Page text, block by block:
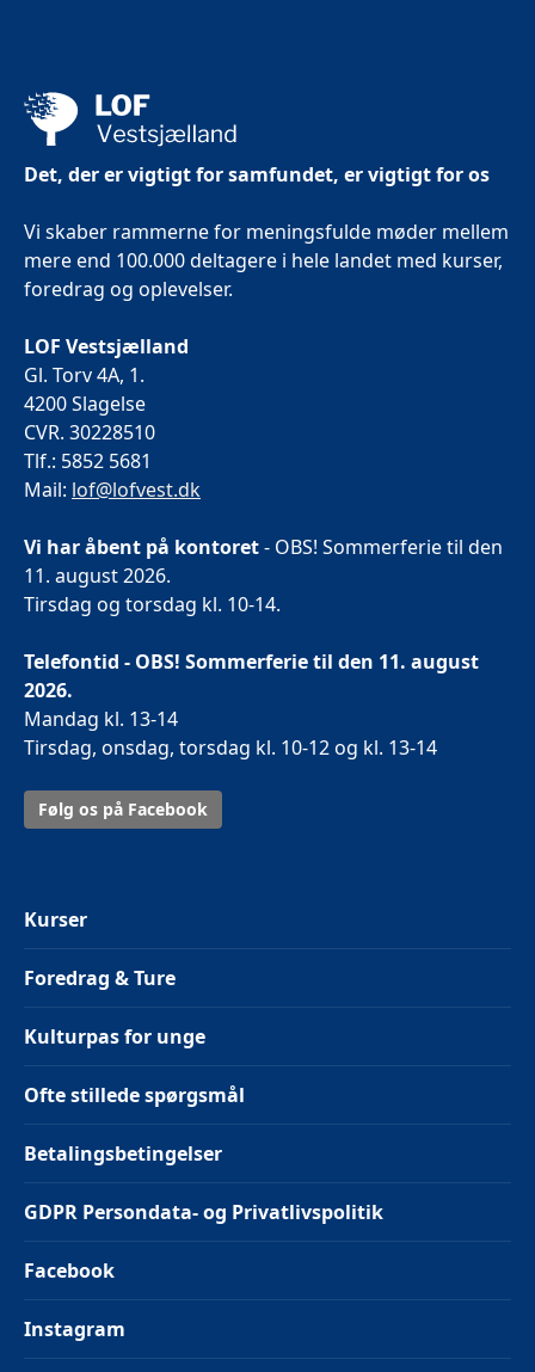
Det, der er vigtigt for samfundet, er vigtigt for os
Vi skaber rammerne for meningsfulde møder mellem
mere end 100.000 deltagere i hele landet med kurser,
foredrag og oplevelser.
LOF Vestsjælland
Gl. Torv 4A, 1.
4200 Slagelse
CVR. 30228510
Tlf.: 5852 5681
Mail: lof@lofvest.dk
Vi har åbent på kontoret- OBS! Sommerferie til den
11. august 2026.
Tirsdag og torsdag kl. 10-14.
Telefontid - OBS! Sommerferie til den 11. august
2026.
Mandag kl. 13-14
Tirsdag, onsdag, torsdag kl. 10-12 og kl. 13-14
Følg os på Facebook
Kurser
Foredrag & Ture
Kulturpas for unge
Ofte stillede spørgsmål
Betalingsbetingelser
GDPR Persondata- og Privatlivspolitik
Facebook
Instagram